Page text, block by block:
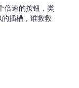
倍速的按钮，类
插槽，谁救救